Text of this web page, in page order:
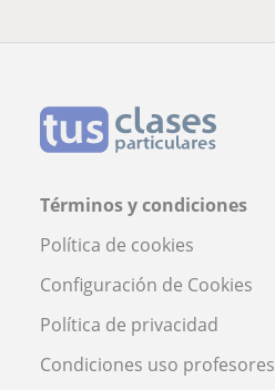
Términos y condiciones
Política de cookies
Configuración de Cookies
Política de privacidad
Condiciones uso profesores